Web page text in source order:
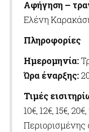
Αφήγηση –
Ελένη
Πληροφορίες
Ημερομηνία:
Ώρα έναρξης:
Τιμές
10€, 12€, 15€,
Περιορισμένης